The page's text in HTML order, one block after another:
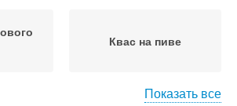
Квас на пиве
Показать все